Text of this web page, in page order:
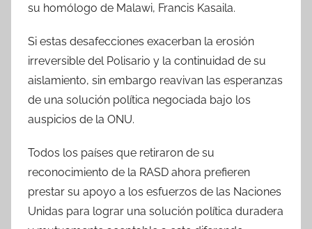
su homólogo de Malawi, Francis Kasaila.
Si estas desafecciones exacerban la erosión
irreversible del Polisario y la continuidad de su
aislamiento, sin embargo reavivan las esperanzas
de una solución política negociada bajo los
auspicios de la ONU.
Todos los países que retiraron de su
reconocimiento de la RASD ahora prefieren
prestar su apoyo a los esfuerzos de las Naciones
Unidas para lograr una solución política duradera